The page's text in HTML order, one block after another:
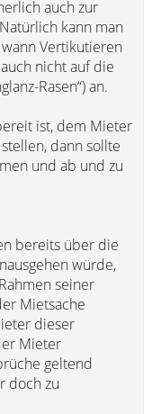
auch zur
kann man
Vertikutieren
nicht auf die
Rasen“) an.
ist, dem Mieter
dann sollte
und ab und zu
bereits über die
würde,
seiner
Mietsache
dieser
Mieter
geltend
doch zu